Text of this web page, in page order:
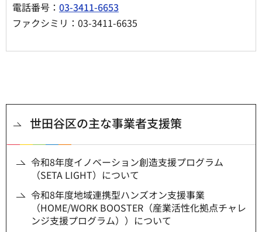
電話番号： 03-3411-6653
ファクシミリ：03-3411-6635
世田谷区の主な事業者支援策
令和8年度イノベーション創造支援プログラム
（SETA LIGHT）について
令和8年度地域連携型ハンズオン支援事業
（HOME/WORK BOOSTER（産業活性化拠点チャレ
ンジ支援プログラム））について